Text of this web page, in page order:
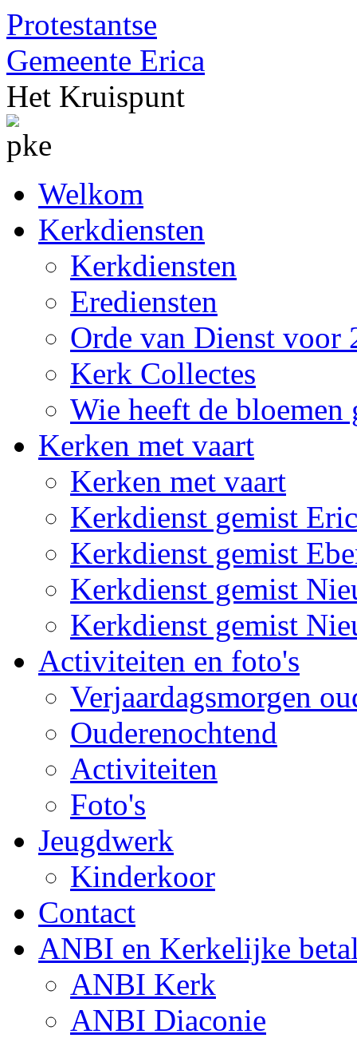
Protestantse
Gemeente Erica
Het Kruispunt
Welkom
Kerkdiensten
Kerkdiensten
Erediensten
Orde van Dienst voor
Kerk Collectes
Wie heeft de bloemen
Kerken met vaart
Kerken met vaart
Kerkdienst gemist
Kerkdienst gemist
Kerkdienst gemist
Kerkdienst gemist
Activiteiten en foto's
Verjaardagsmorgen
Ouderenochtend
Activiteiten
Foto's
Jeugdwerk
Kinderkoor
Contact
ANBI en Kerkelijke
ANBI Kerk
ANBI Diaconie